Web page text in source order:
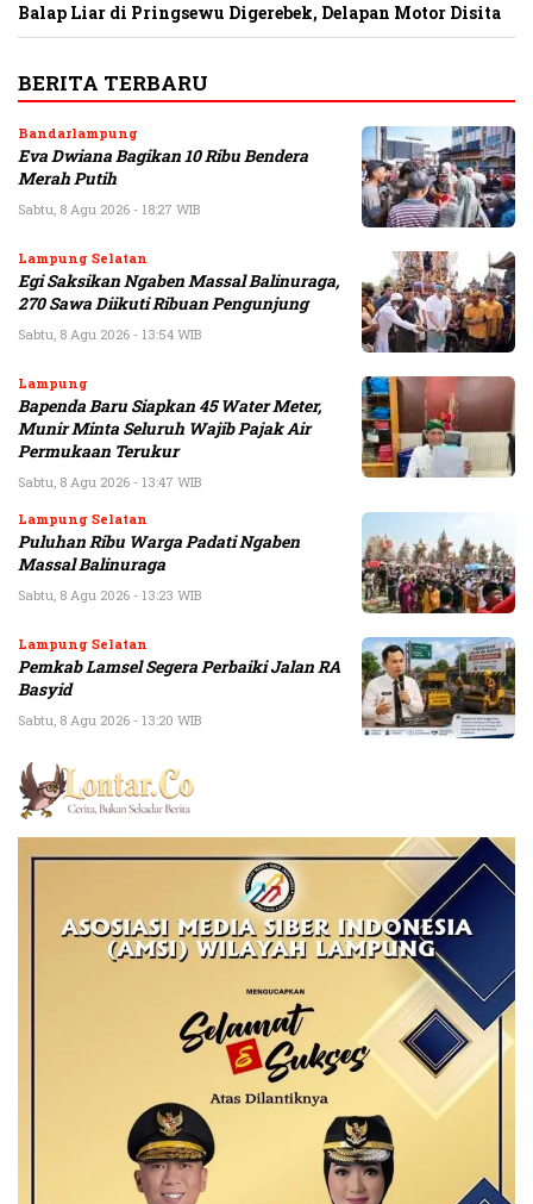
Balap Liar di Pringsewu Digerebek, Delapan Motor Disita
BERITA TERBARU
Bandarlampung
Eva Dwiana Bagikan 10 Ribu Bendera
Merah Putih
Sabtu, 8 Agu 2026 - 18:27 WIB
Lampung Selatan
Egi Saksikan Ngaben Massal Balinuraga,
270 Sawa Diikuti Ribuan Pengunjung
Sabtu, 8 Agu 2026 - 13:54 WIB
Lampung
Bapenda Baru Siapkan 45 Water Meter,
Munir Minta Seluruh Wajib Pajak Air
Permukaan Terukur
Sabtu, 8 Agu 2026 - 13:47 WIB
Lampung Selatan
Puluhan Ribu Warga Padati Ngaben
Massal Balinuraga
Sabtu, 8 Agu 2026 - 13:23 WIB
Lampung Selatan
Pemkab Lamsel Segera Perbaiki Jalan RA
Basyid
Sabtu, 8 Agu 2026 - 13:20 WIB